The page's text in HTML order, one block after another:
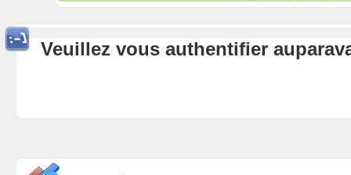
Veuillez vous authentifier